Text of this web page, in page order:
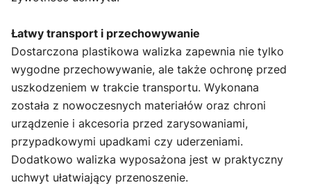
Łatwy transport i przechowywanie
Dostarczona plastikowa walizka zapewnia nie tylko
wygodne przechowywanie, ale także ochronę przed
uszkodzeniem w trakcie transportu. Wykonana
została z nowoczesnych materiałów oraz chroni
urządzenie i akcesoria przed zarysowaniami,
przypadkowymi upadkami czy uderzeniami.
Dodatkowo walizka wyposażona jest w praktyczny
uchwyt ułatwiający przenoszenie.